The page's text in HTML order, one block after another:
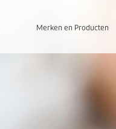
Merken en Producten